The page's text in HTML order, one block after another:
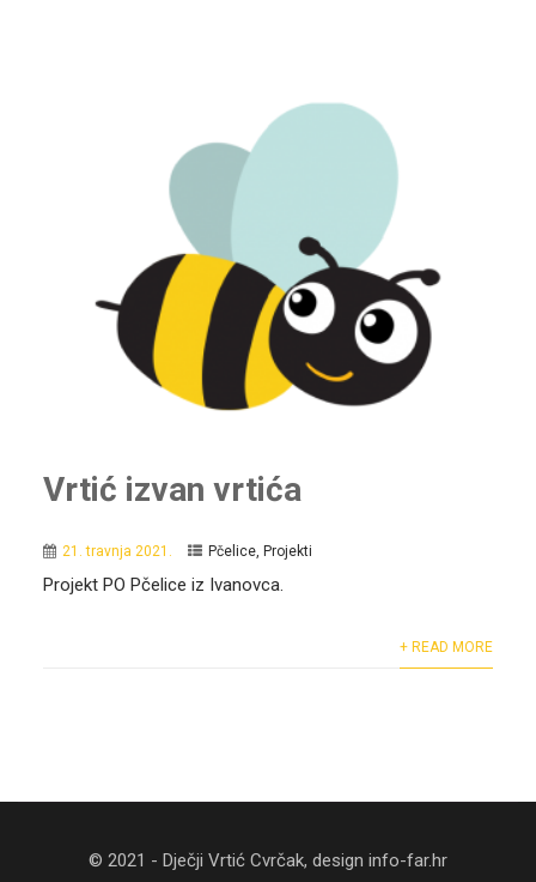
Vrtić izvan vrtića
21. travnja 2021. Pčelice, Projekti
Projekt PO Pčelice iz Ivanovca.
+ READ MORE
© 2021 - Dječji Vrtić Cvrčak, design info-far.hr